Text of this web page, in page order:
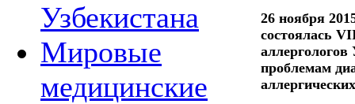
Узбекистана
Мировые
медицинские
26 ноября
состоялась
проблемам